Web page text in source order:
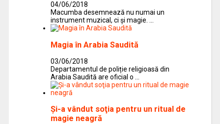
04/06/2018
Macumba desemnează nu numai un
instrument muzical, ci și magie. …
Magia în Arabia Saudită
03/06/2018
Departamentul de poliție religioasă din
Arabia Saudită are oficial o …
Şi-a vândut soţia pentru un ritual de
magie neagră